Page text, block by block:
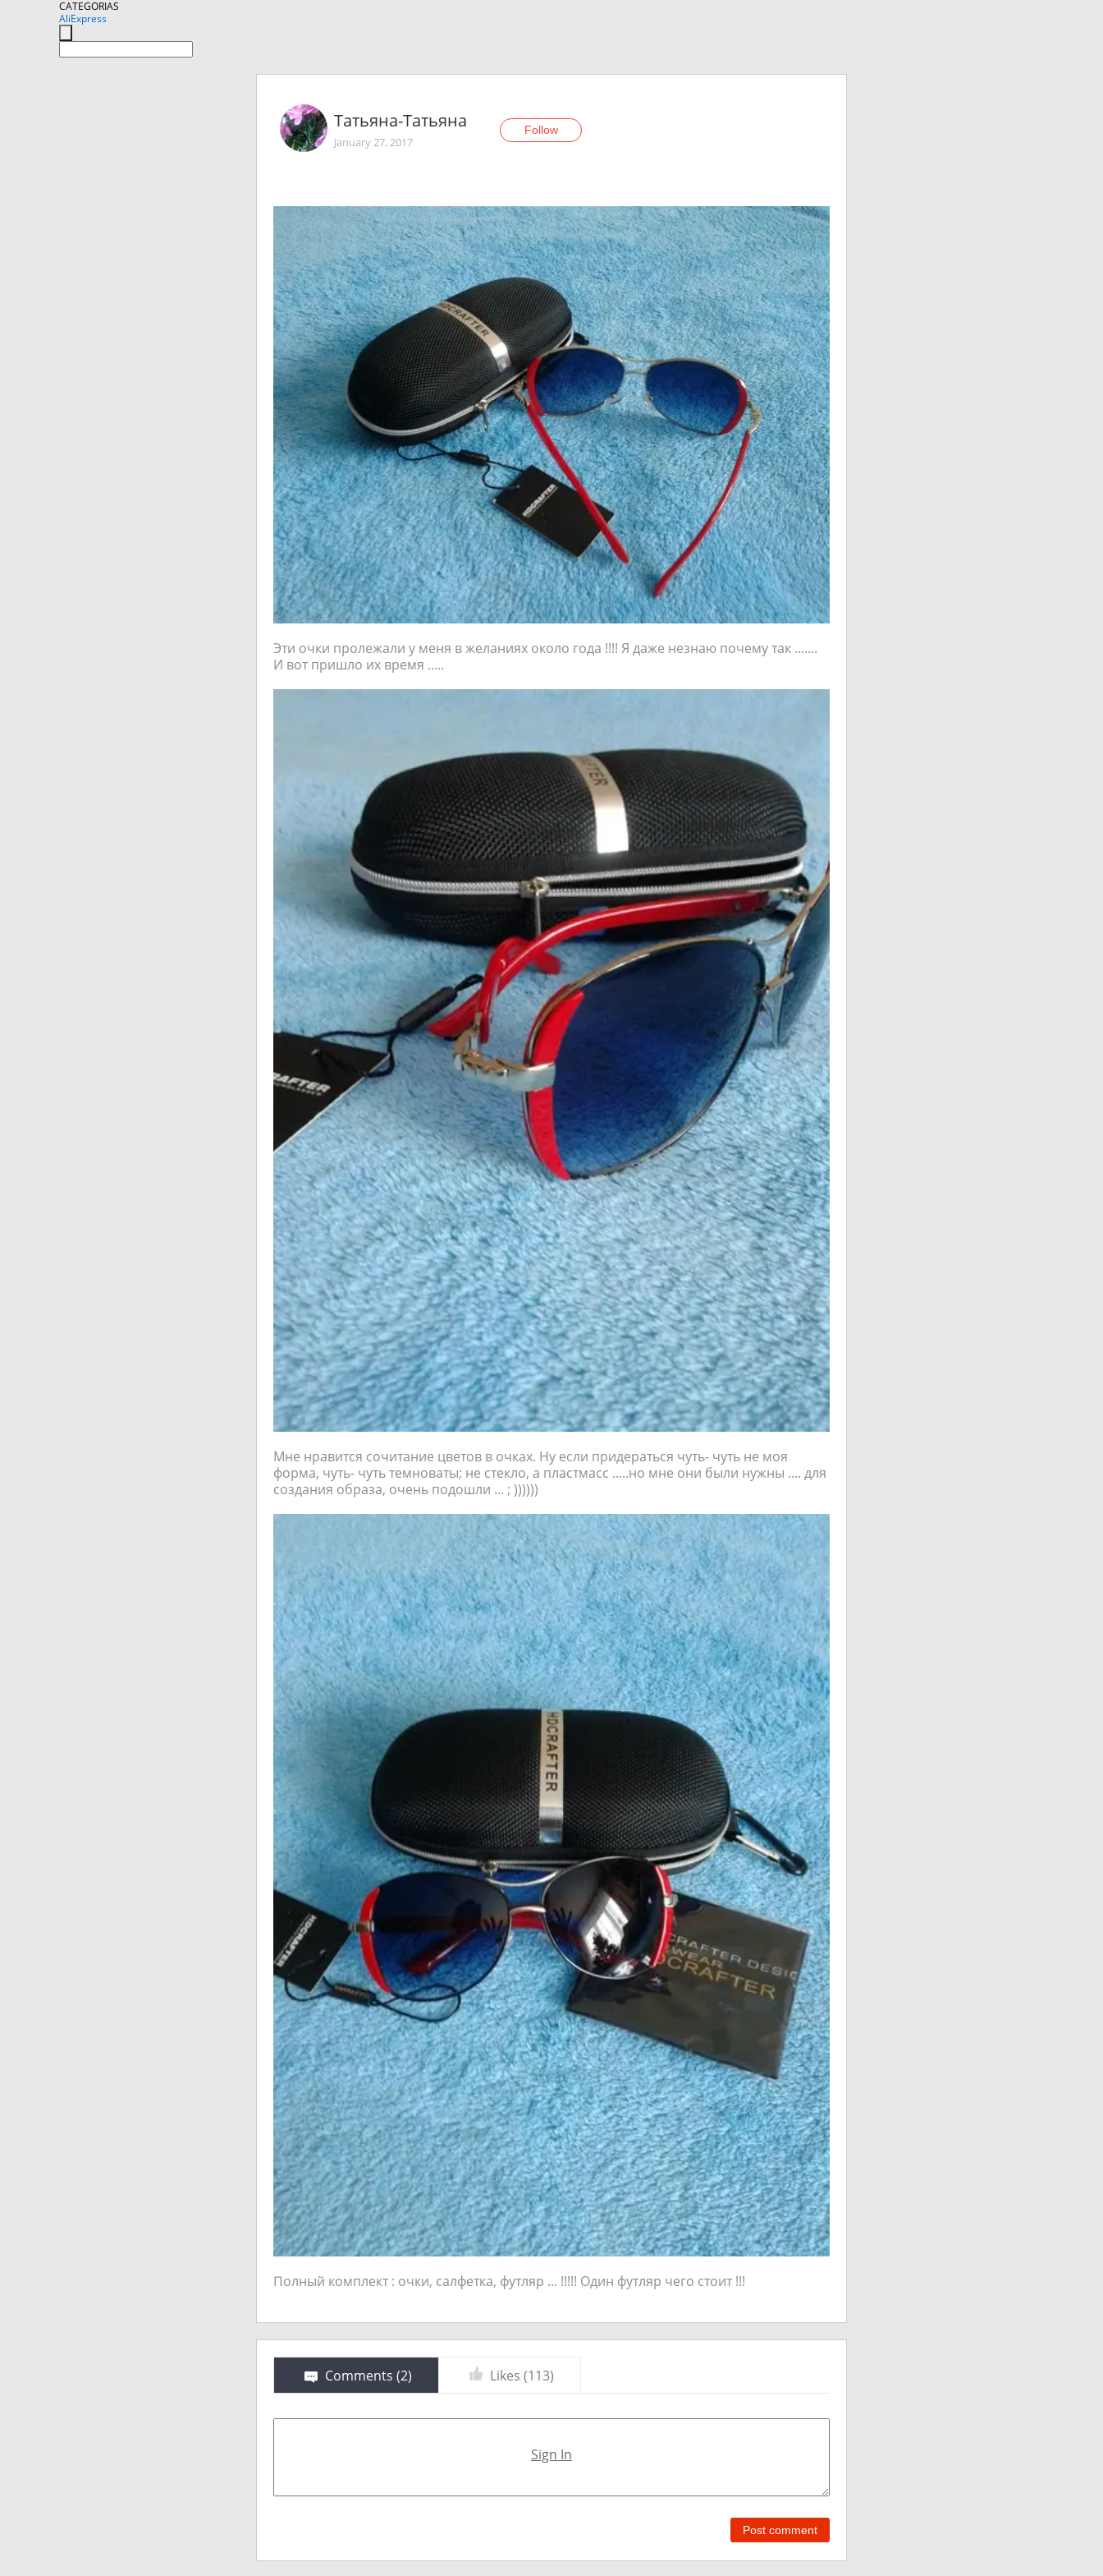
CATEGORIAS
AliExpress
Татьяна-Татьяна
January 27, 2017
Follow
Эти очки пролежали у меня в желаниях около года !!!! Я даже незнаю почему так .......
И вот пришло их время .....
Мне нравится сочитание цветов в очках. Ну если придераться чуть- чуть не моя
форма, чуть- чуть темноваты; не стекло, а пластмасс .....но мне они были нужны .... для
создания образа, очень подошли ... ; ))))))
Полный комплект : очки, салфетка, футляр ... !!!!! Один футляр чего стоит !!!
Comments (2) Likes (113)
Sign In
Post comment